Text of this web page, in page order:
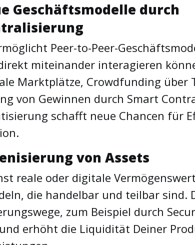
Geschäftsmodelle durch
Peer-to-Peer-
miteinander interagieren
Marktplätze, Crowdfunding über
von Gewinnen durch Smart
schafft neue Chancen für
von Assets
reale oder digitale
die handelbar und teilbar sind.
zum Beispiel durch
und erhöht die Liquidität Deiner